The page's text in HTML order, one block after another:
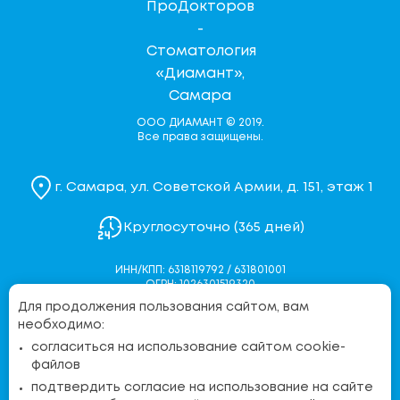
ООО ДИАМАНТ © 2019.
Все права защищены.
г. Самара, ул. Советской Армии, д. 151, этаж 1
Круглосуточно (365 дней)
ИНН/КПП: 6318119792 / 631801001
ОГРН: 1026301519320
Политика конфиденциальности
Согласие на обработку персональных данных через
Для продолжения пользования сайтом, вам
необходимо:
согласиться на использование сайтом cookie-
файлов
подтвердить согласие на использование на сайте